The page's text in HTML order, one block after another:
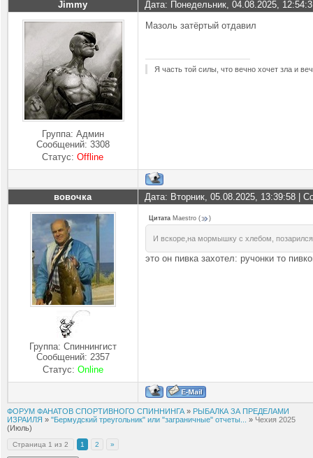
Jimmy Дата: Понедельник, 04.08.2025,
Группа: Админ
Сообщений: 3308
Статус:Offline
Мазоль затёртый отдавил
Я часть той силы, что вечно хочет зла и
вовочка Дата: Вторник, 05.08.2025, 13:39:58 |
Группа: Спиннингист
Сообщений: 2357
Статус: Online
Цитата Maestro ( )
И вскоре,на мормышку с хлебом,
это он пивка захотел: ручонки то
ФОРУМ ФАНАТОВ СПОРТИВНОГО СПИННИНГА » РЫБАЛКА ЗА ПРЕДЕЛАМИ
ИЗРАИЛЯ » "Бермудский треугольник" или "заграничные" отчеты... » Чехия 2025
(Июль)
Страница 1 из 2 1 2 »